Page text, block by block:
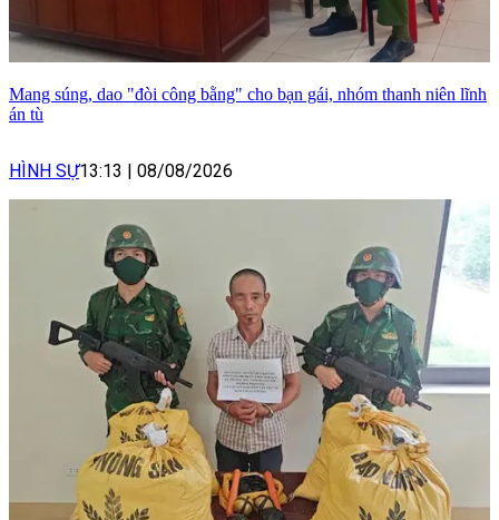
Mang súng, dao "đòi công bằng" cho bạn gái, nhóm thanh niên lĩnh
án tù
HÌNH SỰ13:13 08/08/2026